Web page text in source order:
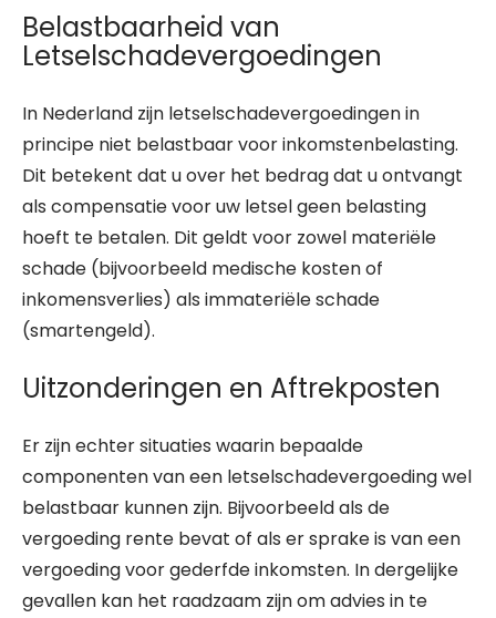
Belastbaarheid van
Letselschadevergoedingen
In Nederland zijn letselschadevergoedingen in
principe niet belastbaar voor inkomstenbelasting.
Dit betekent dat u over het bedrag dat u ontvangt
als compensatie voor uw letsel geen belasting
hoeft te betalen. Dit geldt voor zowel materiële
schade (bijvoorbeeld medische kosten of
inkomensverlies) als immateriële schade
(smartengeld).
Uitzonderingen en Aftrekposten
Er zijn echter situaties waarin bepaalde
componenten van een letselschadevergoeding wel
belastbaar kunnen zijn. Bijvoorbeeld als de
vergoeding rente bevat of als er sprake is van een
vergoeding voor gederfde inkomsten. In dergelijke
gevallen kan het raadzaam zijn om advies in te